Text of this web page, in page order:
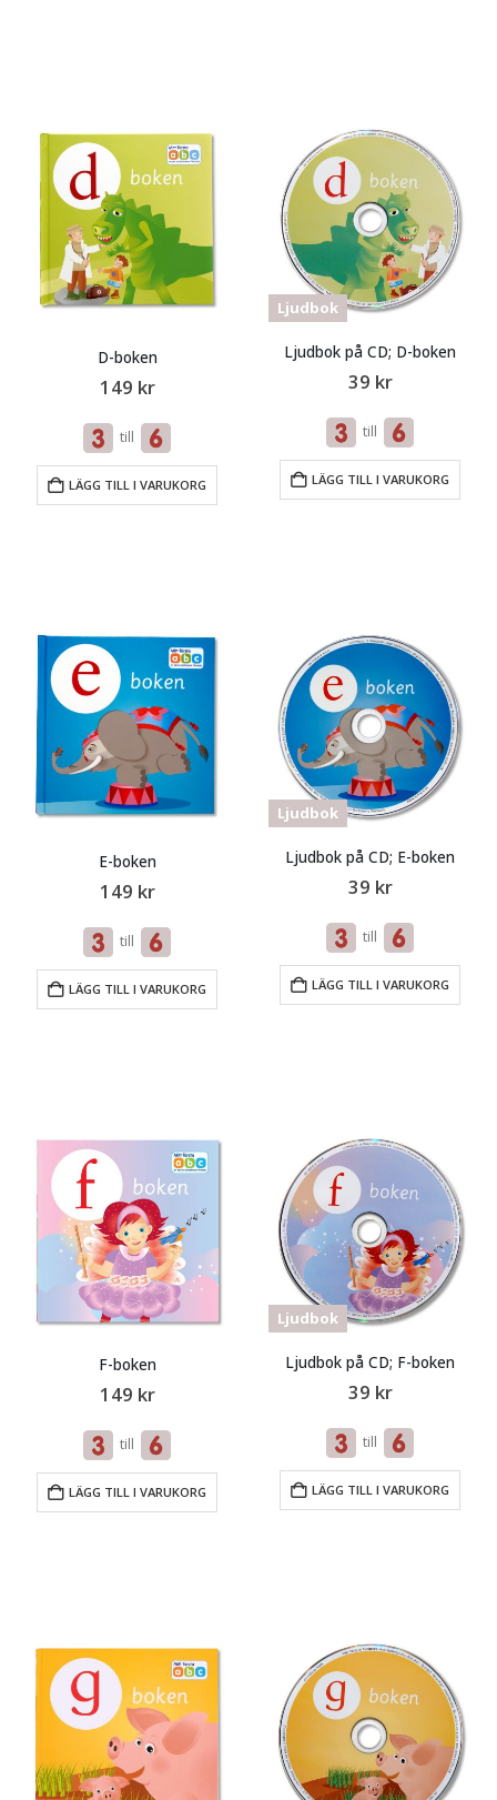
D-boken
149 kr
till
LÄGG TILL I VARUKORG
Ljudbok
Ljudbok på CD; D-boken
39 kr
till
LÄGG TILL I VARUKORG
E-boken
149 kr
till
LÄGG TILL I VARUKORG
Ljudbok
Ljudbok på CD; E-boken
39 kr
till
LÄGG TILL I VARUKORG
F-boken
149 kr
till
LÄGG TILL I VARUKORG
Ljudbok
Ljudbok på CD; F-boken
39 kr
till
LÄGG TILL I VARUKORG